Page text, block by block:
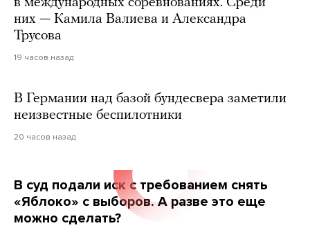
в международных соревнованиях. Среди
них — Камила Валиева и Александра
Трусова
19 часов назад
В Германии над базой бундесвера заметили
неизвестные беспилотники
20 часов назад
В суд подали иск с требованием снять
«Яблоко» с выборов. А разве это еще
можно сделать?